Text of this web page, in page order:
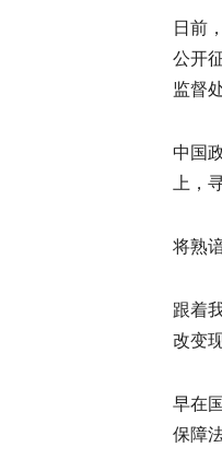
日前
公开
监督
中国
上，
将熟
跟着
改变
早在
保障